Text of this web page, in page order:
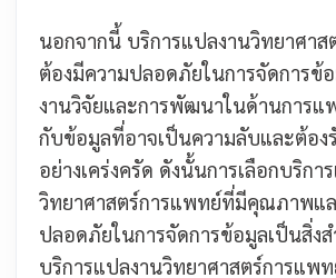
นอกจากนี้ บริการแปลงานวิทยาศาส
ต้องมีความปลอดภัยในการจัดการข้
งานวิจัยและการพัฒนาในด้านการแ
กับข้อมูลที่อาจเป็นความลับและต้อง
อย่างเคร่งครัด ดังนั้นการเลือกบริกา
วิทยาศาสตร์การแพทย์ที่มีคุณภาพแ
ปลอดภัยในการจัดการข้อมูลเป็นสิ่ง
บริการแปลงานวิทยาศาสตร์การแพ